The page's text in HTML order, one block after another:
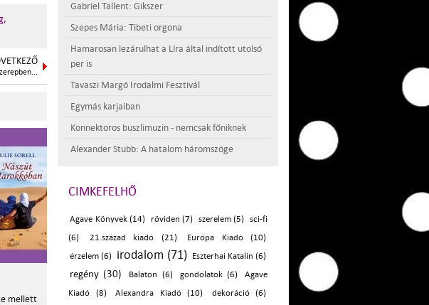
mellett
Gabriel Tallent: Gikszer
Szepes Mária: Tibeti orgona
Hamarosan lezárulhat a Líra által indított utolsó
per is
Tavaszi Margó Irodalmi Fesztivál
Egymás karjaiban
Konnektoros buszlimuzin - nemcsak főniknek
Alexander Stubb: A hatalom háromszöge
CIMKEFELHŐ
Agave Könyvek (14) röviden (7) szerelem (5)
sci-fi
(6)
21.század kiadó (21)
Európa Kiadó (10)
érzelem (6)
irodalom (71) Eszterhai Katalin (6)
regény (30) Balaton (6) gondolatok (6)
Agave
Kiadó (8)
Alexandra Kiadó (10)
dekoráció (6)